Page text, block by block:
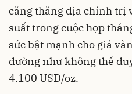
căng thăng địa chính trị
suất trong cuộc họp
sức bật mạnh cho giá
dường như không thể
4.100 USD/oz.